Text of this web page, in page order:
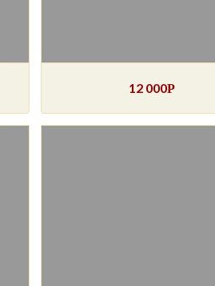
12 000Р